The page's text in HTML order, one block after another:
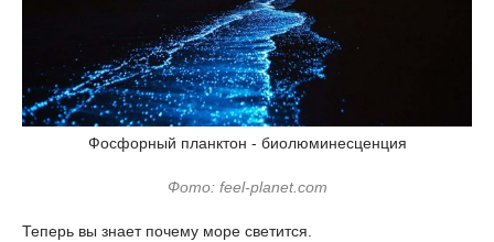
Фосфорный планктон - биолюминесценция
Фото: feel-planet.com
Теперь вы знает почему море светится.